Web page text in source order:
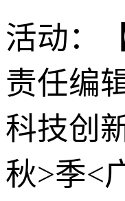
活动：
责任编
科技创
秋>季<